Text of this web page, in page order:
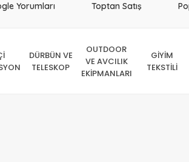
Yorumları Toptan Satış
DÜRBÜN VE
TELESKOP
OUTDOOR
VE AVCILIK
EKİPMANLARI
GİYİM
TEKSTİLİ